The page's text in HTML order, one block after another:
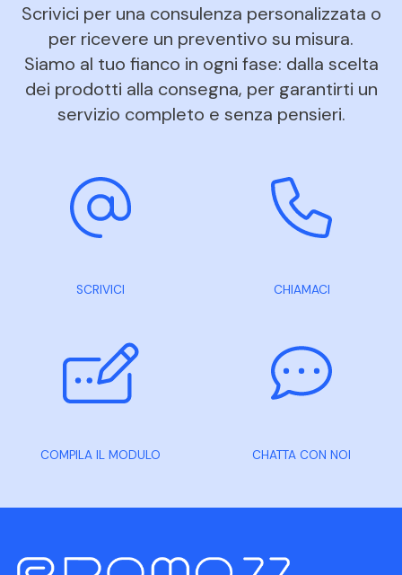
Scrivici per una consulenza personalizzata o
per ricevere un preventivo su misura.
Siamo al tuo fianco in ogni fase: dalla scelta
dei prodotti alla consegna, per garantirti un
servizio completo e senza pensieri.
SCRIVICI CHIAMACI
COMPILA IL MODULO CHATTA CON NOI